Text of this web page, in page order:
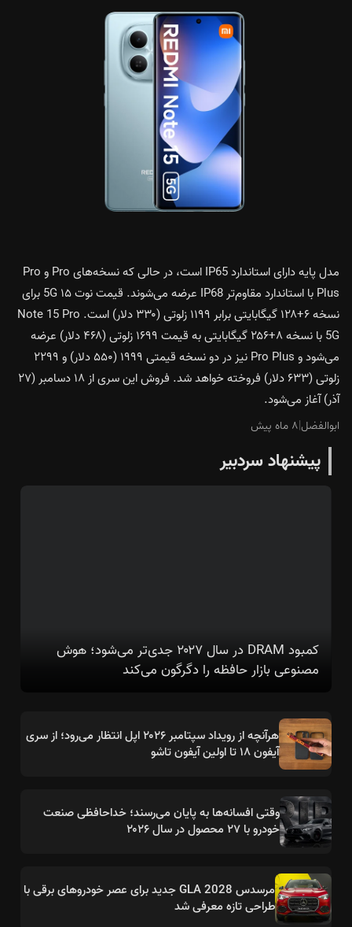
مدل پایه دارای استاندارد IP65 است، در حالی که نسخه‌های Pro و Pro
Plus با استاندارد مقاوم‌تر IP68 عرضه می‌شوند. قیمت نوت ۱۵ 5G برای
نسخه ۶+۱۲۸ گیگابایتی برابر ۱۱۹۹ زلوتی (۳۳۰ دلار) است. Note 15 Pro
5G با نسخه ۸+۲۵۶ گیگابایتی به قیمت ۱۶۹۹ زلوتی (۴۶۸ دلار) عرضه
می‌شود و Pro Plus نیز در دو نسخه قیمتی ۱۹۹۹ (۵۵۰ دلار) و ۲۲۹۹
زلوتی (۶۳۳ دلار) فروخته خواهد شد. فروش این سری از ۱۸ دسامبر (۲۷
آذر) آغاز می‌شود.
ابوالفضل|۸ ماه پیش
پیشنهاد سردبیر
کمبود DRAM در سال ۲۰۲۷ جدی‌تر می‌شود؛ هوش
مصنوعی بازار حافظه را دگرگون می‌کند
هرآنچه از رویداد سپتامبر ۲۰۲۶ اپل انتظار می‌رود؛ از سری
آیفون ۱۸ تا اولین آیفون تاشو
وقتی افسانه‌ها به پایان می‌رسند؛ خداحافظی صنعت
خودرو با ۲۷ محصول در سال ۲۰۲۶
مرسدس GLA 2028 جدید برای عصر خودروهای برقی با
طراحی تازه معرفی شد